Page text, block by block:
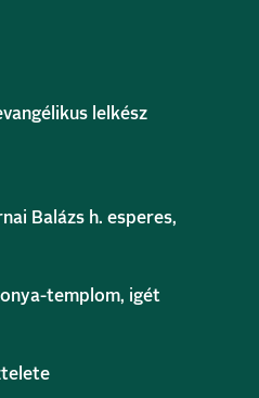
lelkész
Balázs h. esperes,
templom, igét